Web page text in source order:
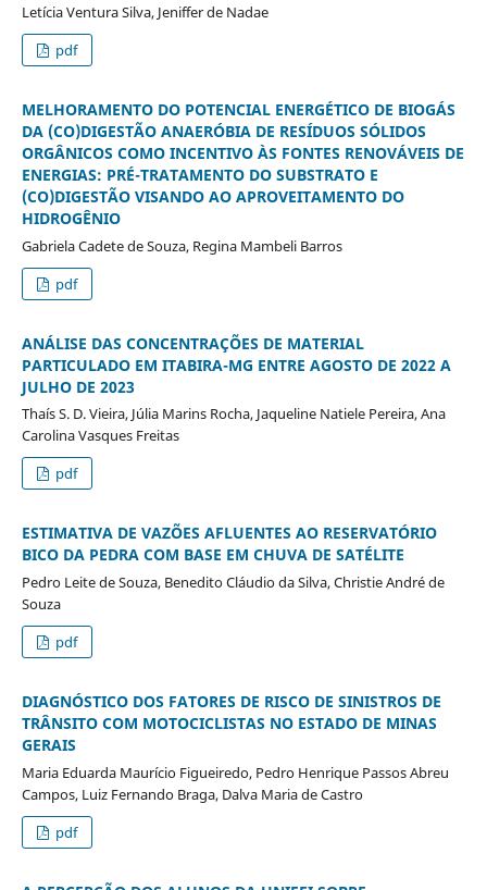
Letícia Ventura Silva, Jeniffer de Nadae
pdf
MELHORAMENTO DO POTENCIAL ENERGÉTICO DE BIOGÁS
DA (CO)DIGESTÃO ANAERÓBIA DE RESÍDUOS SÓLIDOS
ORGÂNICOS COMO INCENTIVO ÀS FONTES RENOVÁVEIS DE
ENERGIAS: PRÉ-TRATAMENTO DO SUBSTRATO E
(CO)DIGESTÃO VISANDO AO APROVEITAMENTO DO
HIDROGÊNIO
Gabriela Cadete de Souza, Regina Mambeli Barros
pdf
ANÁLISE DAS CONCENTRAÇÕES DE MATERIAL
PARTICULADO EM ITABIRA-MG ENTRE AGOSTO DE 2022 A
JULHO DE 2023
Thaís S. D. Vieira, Júlia Marins Rocha, Jaqueline Natiele Pereira, Ana
Carolina Vasques Freitas
pdf
ESTIMATIVA DE VAZÕES AFLUENTES AO RESERVATÓRIO
BICO DA PEDRA COM BASE EM CHUVA DE SATÉLITE
Pedro Leite de Souza, Benedito Cláudio da Silva, Christie André de
Souza
pdf
DIAGNÓSTICO DOS FATORES DE RISCO DE SINISTROS DE
TRÂNSITO COM MOTOCICLISTAS NO ESTADO DE MINAS
GERAIS
Maria Eduarda Maurício Figueiredo, Pedro Henrique Passos Abreu
Campos, Luiz Fernando Braga, Dalva Maria de Castro
pdf